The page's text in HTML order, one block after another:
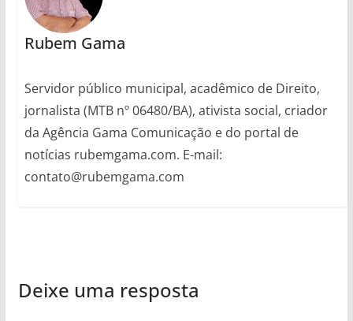
Rubem Gama
Servidor público municipal, acadêmico de Direito,
jornalista (MTB nº 06480/BA), ativista social, criador
da Agência Gama Comunicação e do portal de
notícias rubemgama.com. E-mail:
contato@rubemgama.com
Deixe uma resposta